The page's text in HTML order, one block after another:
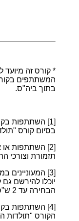
* קורס זה מיועד
בתוך ביה"ס.
[1]
השתתפות
בסיום קורס
[2]
השתתפות או
תזמורת וצורכי
[3]
המעוניינים
יוכלו להירשם
הבחירה עד 2 ש"ס במהלך התואר.
[4]
הקורס "תולדות